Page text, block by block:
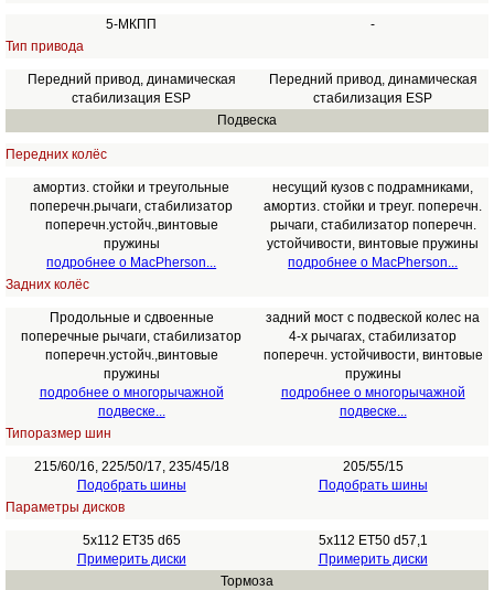
5-МКПП
-
Тип привода
Передний привод, динамическая
стабилизация ESP
Передний привод, динамическая
стабилизация ESP
Подвеска
Передних колёс
амортиз. стойки и треугольные
поперечн.рычаги, стабилизатор
поперечн.устойч.,винтовые
пружины
подробнее о MacPherson...
несущий кузов с подрамниками,
амортиз. стойки и треуг. поперечн.
рычаги, стабилизатор поперечн.
устойчивости, винтовые пружины
подробнее о MacPherson...
Задних колёс
Продольные и сдвоенные
поперечные рычаги, стабилизатор
поперечн.устойч.,винтовые
пружины
подробнее о многорычажной
подвеске...
задний мост с подвеской колес на
4-х рычагах, стабилизатор
поперечн. устойчивости, винтовые
пружины
подробнее о многорычажной
подвеске...
Типоразмер шин
215/60/16, 225/50/17, 235/45/18
Подобрать шины
205/55/15
Подобрать шины
Параметры дисков
5x112 ET35 d65
Примерить диски
5x112 ET50 d57,1
Примерить диски
Тормоза